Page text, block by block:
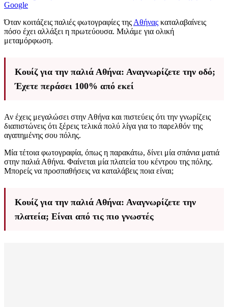
Google
Όταν κοιτάζεις παλιές φωτογραφίες της Αθήνας καταλαβαίνεις
πόσο έχει αλλάξει η πρωτεύουσα. Μιλάμε για ολική
μεταμόρφωση.
Κουίζ για την παλιά Αθήνα: Αναγνωρίζετε την οδό;
Έχετε περάσει 100% από εκεί
Αν έχεις μεγαλώσει στην Αθήνα και πιστεύεις ότι την γνωρίζεις
διαπιστώνεις ότι ξέρεις τελικά πολύ λίγα για το παρελθόν της
αγαπημένης σου πόλης.
Μία τέτοια φωτογραφία, όπως η παρακάτω, δίνει μία σπάνια ματιά
στην παλιά Αθήνα. Φαίνεται μία πλατεία του κέντρου της πόλης.
Μπορείς να προσπαθήσεις να καταλάβεις ποια είναι;
Κουίζ για την παλιά Αθήνα: Αναγνωρίζετε την
πλατεία; Είναι από τις πιο γνωστές